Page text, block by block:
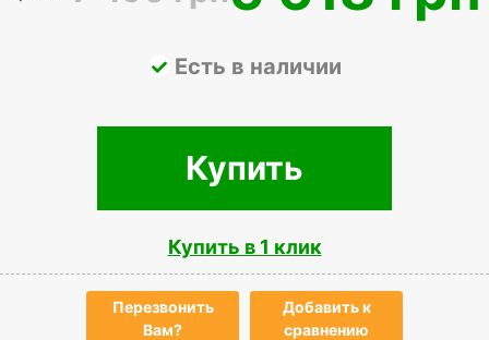
Есть в наличии
Купить
Купить в 1 клик
Перезвонить
Вам?
Добавить к
сравнению